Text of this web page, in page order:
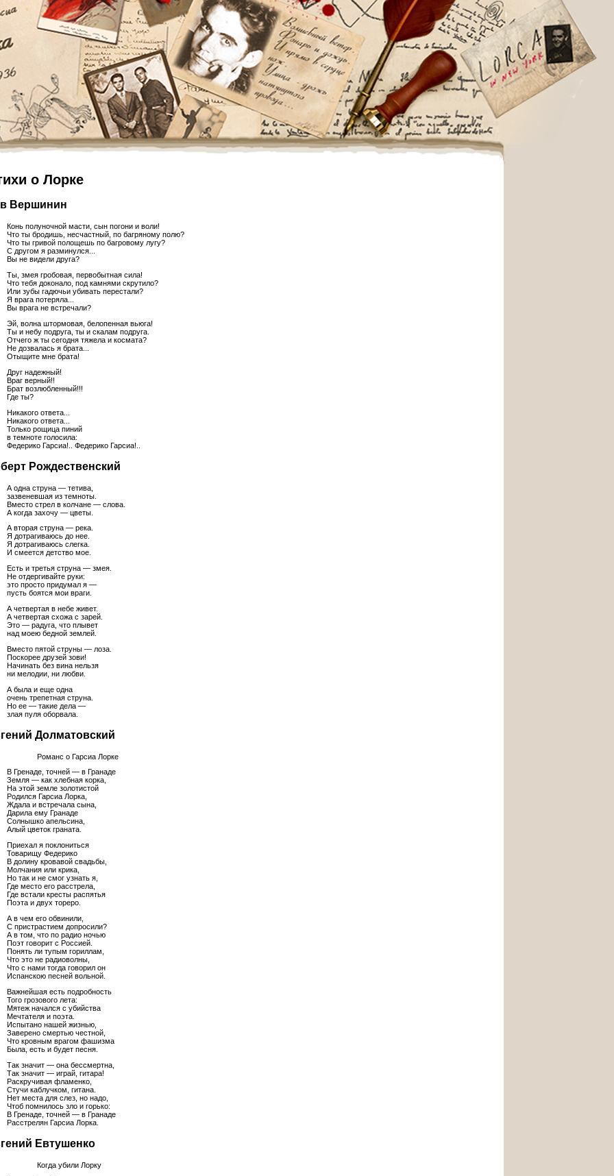
о Лорке
Вершинин
Конь полуночной масти, сын погони и воли!
Что ты бродишь, несчастный, по багряному полю?
Что ты гривой полощешь по багровому лугу?
С другом я разминулся...
Вы не видели друга?
Ты, змея гробовая, первобытная сила!
Что тебя доконало, под камнями скрутило?
Или зубы гадючьи убивать перестали?
Я врага потеряла...
Вы врага не встречали?
Эй, волна штормовая, белопенная вьюга!
Ты и небу подруга, ты и скалам подруга.
Отчего ж ты сегодня тяжела и космата?
Не дозвалась я брата...
Отыщите мне брата!
Друг надежный!
Враг верный!!
Брат возлюбленный!!!
Где ты?
Никакого ответа...
Никакого ответа...
Только рощица пиний
в темноте голосила:
Федерико Гарсиа!.. Федерико Гарсиа!..
Рождественский
А одна струна — тетива,
зазвеневшая из темноты.
Вместо стрел в колчане — слова.
А когда захочу — цветы.
А вторая струна — река.
Я дотрагиваюсь до нее.
Я дотрагиваюсь слегка.
И смеется детство мое.
Есть и третья струна — змея.
Не отдергивайте руки:
это просто придумал я —
пусть боятся мои враги.
А четвертая в небе живет.
А четвертая схожа с зарей.
Это — радуга, что плывет
над моею бедной землей.
Вместо пятой струны — лоза.
Поскорее друзей зови!
Начинать без вина нельзя
ни мелодии, ни любви.
А была и еще одна
очень трепетная струна.
Но ее — такие дела —
злая пуля оборвала.
Долматовский
Романс о Гарсиа Лорке
В Гренаде, точней — в Гранаде
Земля — как хлебная корка,
На этой земле золотистой
Родился Гарсиа Лорка,
Ждала и встречала сына,
Дарила ему Гранаде
Солнышко апельсина,
Алый цветок граната.
Приехал я поклониться
Товарищу Федерико
В долину кровавой свадьбы,
Молчания или крика,
Но так и не смог узнать я,
Где место его расстрела,
Где встали кресты распятья
Поэта и двух тореро.
А в чем его обвинили,
С пристрастием допросили?
А в том, что по радио ночью
Поэт говорит с Россией.
Понять ли тупым гориллам,
Что это не радиоволны,
Что с нами тогда говорил он
Испанскою песней вольной.
Важнейшая есть подробность
Того грозового лета:
Мятеж начался с убийства
Мечтателя и поэта.
Испытано нашей жизнью,
Заверено смертью честной,
Что кровным врагом фашизма
Была, есть и будет песня.
Так значит — она бессмертна,
Так значит — играй, гитара!
Раскручивая фламенко,
Стучи каблучком, гитана.
Нет места для слез, но надо,
Чтоб помнилось зло и горько:
В Гренаде, точней — в Гранаде
Расстрелян Гарсиа Лорка.
Евтушенко
Когда убили Лорку